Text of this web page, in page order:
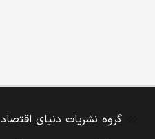
گروه نشریات دنیای اقتصاد